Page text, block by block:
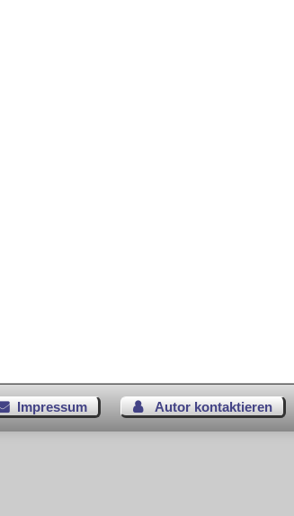
Impressum Autor kontaktieren